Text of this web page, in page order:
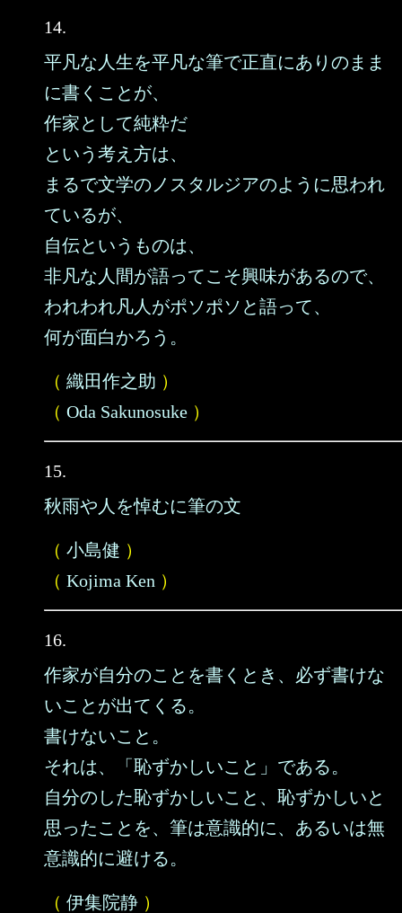
14.
平凡な人生を平凡な筆で正直にありのまま
に書くことが、
作家として純粋だ
という考え方は、
まるで文学のノスタルジアのように思われ
ているが、
自伝というものは、
非凡な人間が語ってこそ興味があるので、
われわれ凡人がポソポソと語って、
何が面白かろう。
（ 織田作之助 ）
（ Oda Sakunosuke ）
15.
秋雨や人を悼むに筆の文
（ 小島健 ）
（ Kojima Ken ）
16.
作家が自分のことを書くとき、必ず書けな
いことが出てくる。
書けないこと。
それは、「恥ずかしいこと」である。
自分のした恥ずかしいこと、恥ずかしいと
思ったことを、筆は意識的に、あるいは無
意識的に避ける。
（ 伊集院静 ）